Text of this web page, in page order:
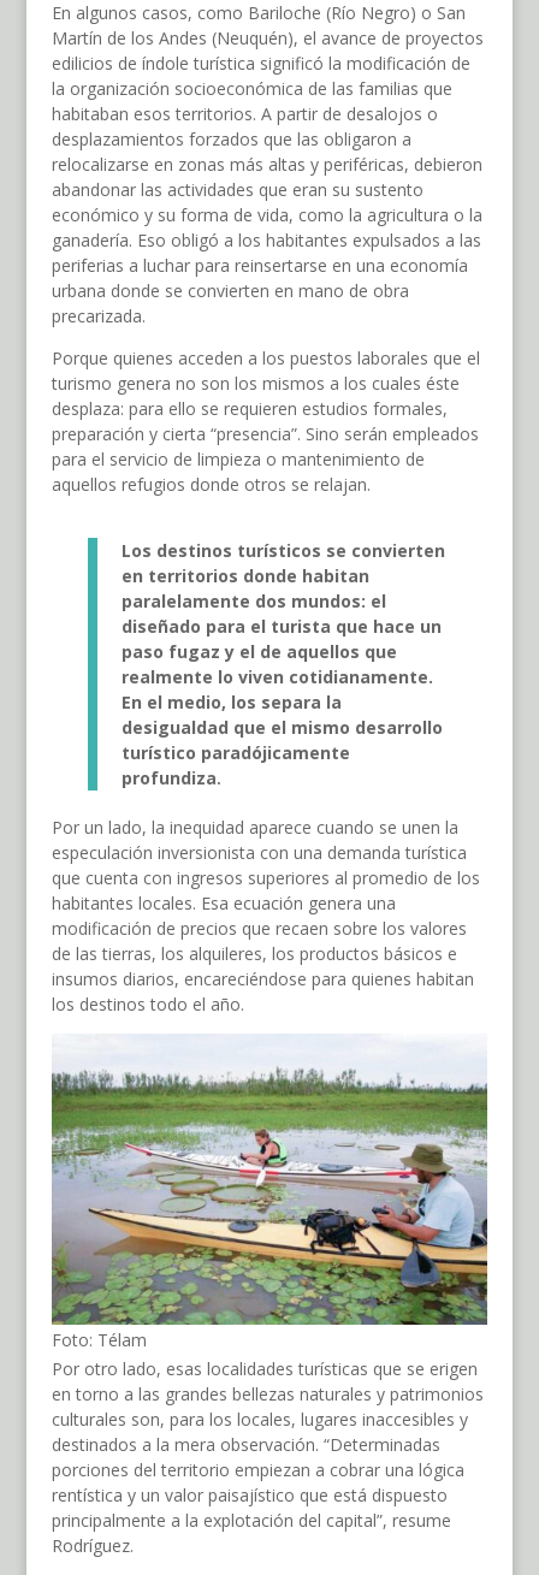
En algunos casos, como Bariloche (Río Negro) o San
Martín de los Andes (Neuquén), el avance de proyectos
edilicios de índole turística significó la modificación de
la organización socioeconómica de las familias que
habitaban esos territorios. A partir de desalojos o
desplazamientos forzados que las obligaron a
relocalizarse en zonas más altas y periféricas, debieron
abandonar las actividades que eran su sustento
económico y su forma de vida, como la agricultura o la
ganadería. Eso obligó a los habitantes expulsados a las
periferias a luchar para reinsertarse en una economía
urbana donde se convierten en mano de obra
precarizada.
Porque quienes acceden a los puestos laborales que el
turismo genera no son los mismos a los cuales éste
desplaza: para ello se requieren estudios formales,
preparación y cierta “presencia”. Sino serán empleados
para el servicio de limpieza o mantenimiento de
aquellos refugios donde otros se relajan.
Los destinos turísticos se convierten
en territorios donde habitan
paralelamente dos mundos: el
diseñado para el turista que hace un
paso fugaz y el de aquellos que
realmente lo viven cotidianamente.
En el medio, los separa la
desigualdad que el mismo desarrollo
turístico paradójicamente
profundiza.
Por un lado, la inequidad aparece cuando se unen la
especulación inversionista con una demanda turística
que cuenta con ingresos superiores al promedio de los
habitantes locales. Esa ecuación genera una
modificación de precios que recaen sobre los valores
de las tierras, los alquileres, los productos básicos e
insumos diarios, encareciéndose para quienes habitan
los destinos todo el año.
Foto: Télam
Por otro lado, esas localidades turísticas que se erigen
en torno a las grandes bellezas naturales y patrimonios
culturales son, para los locales, lugares inaccesibles y
destinados a la mera observación. “Determinadas
porciones del territorio empiezan a cobrar una lógica
rentística y un valor paisajístico que está dispuesto
principalmente a la explotación del capital”, resume
Rodríguez.